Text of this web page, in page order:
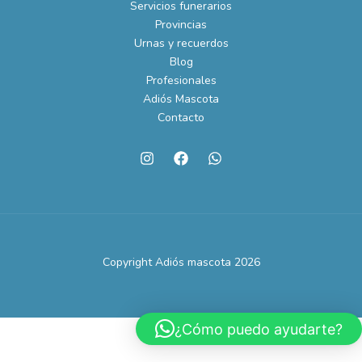
Servicios funerarios
Provincias
Urnas y recuerdos
Blog
Profesionales
Adiós Mascota
Contacto
Copyright Adiós mascota 2026
¿Cómo puedo ayudarte?